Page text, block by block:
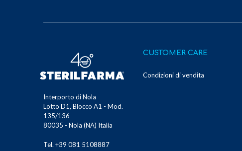
Interporto di Nola
Lotto D1, Blocco A1 - Mod.
135/136
80035 - Nola (NA) Italia
Tel. +39 081 5108887
CUSTOMER CARE
Condizioni di vendita